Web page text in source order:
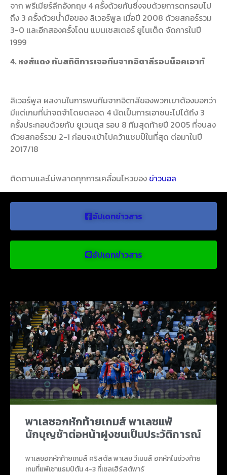
จาก พรีเมียร์ลีกอังกฤษ 4 ครั้งด้วยกันซึ่งจบด้วยการตกรอบไป
ถึง 3 ครั้งด้วยน้ำมือของ ลิเวอร์พูล เมื่อปี 2008 ด้วยสกอร์รวม
3-0 และอีกสองครั้งโดน แมนเชสเตอร์ ยูไนเต็ด จัดการในปี
1999
4. หงส์แดง กับสถิติการเจอทีมจากอิตาลีรอบน็อคเอาท์
ลิเวอร์พูล ผลงานในการพบทีมจากอิตาลีของพวกเขาต้องบอกว่า
มีแต่เกมที่น่าจดจำโดยตลอด 4 นัดเป็นการเอาชนะไปได้ถึง 3
ครั้งประกอบด้วยกับ ยูเวนตุส รอบ 8 ทีมสุดท้ายปี 2005 ที่จบลง
ด้วยสกอร์รวม 2-1 ก่อนจะเข้าไปคว้าแชมป์ในที่สุด ต่อมาในปี
2017/18
ติดตามและไม่พลาดทุกการเคลื่อนไหวของ ข่าวบอล
อัปเดทข่าวสาร
อัปเดทข่าวสาร
พาเลซอกหักท้ายเกมส์ พาเลซแพ้
นักบุญช้าต่อหน้าฝูงชนเป็นประวัติการณ์
พาเลซอกหักท้ายเกมส์ คริสตัล พาเลซ วีเมนส์ อกหักในช่วงท้าย
เกมที่แพ้เซาแธมป์ตัน 4-3 ที่เซลเฮิร์สต์พาร์